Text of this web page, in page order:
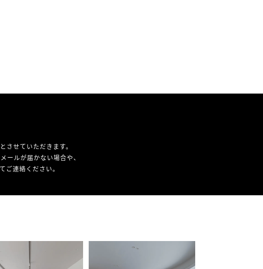
せていただきます。
ールが届かない場合や、
連絡ください。